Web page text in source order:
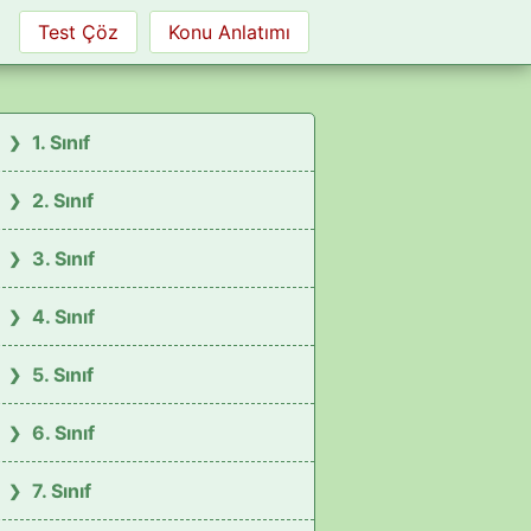
Test Çöz Konu Anlatımı
1. Sınıf
2. Sınıf
3. Sınıf
4. Sınıf
5. Sınıf
6. Sınıf
7. Sınıf